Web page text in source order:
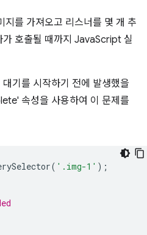
지를 가져오고 리스너를 몇 개 추
가 호출될 때까지 JavaScript 실
기를 시작하기 전에 발생했을
속성을 사용하여 이 문제를
( '.img-1' );